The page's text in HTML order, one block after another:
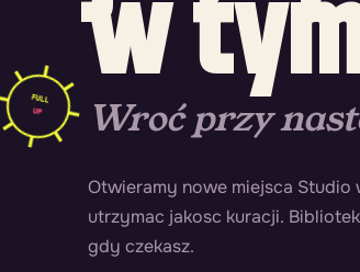
FULL
UP Wroć przy
Otwieramy nowe miejsca
utrzymac jakosc kuracji.
gdy czekasz.